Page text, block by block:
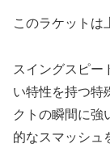
このラケットは
スイングスピー
い特性を持つ特
クトの瞬間に強
的なスマッシュ